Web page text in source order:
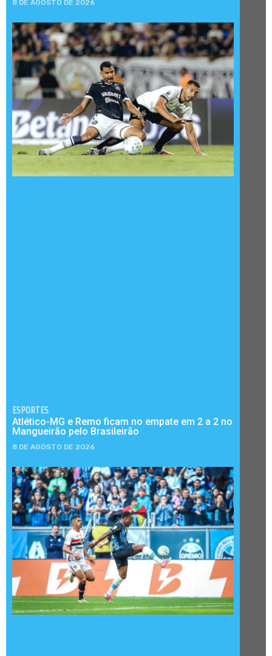
8 DE AGOSTO DE 2026
ESPORTES
Atlético-MG e Remo ficam no empate em 2 a 2 no
Mangueirão pelo Brasileirão
8 DE AGOSTO DE 2026